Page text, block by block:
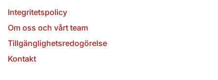
Integritetspolicy
Om oss och vårt team
Tillgänglighetsredogörelse
Kontakt